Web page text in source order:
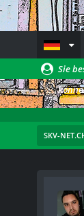
Sie
SKV-